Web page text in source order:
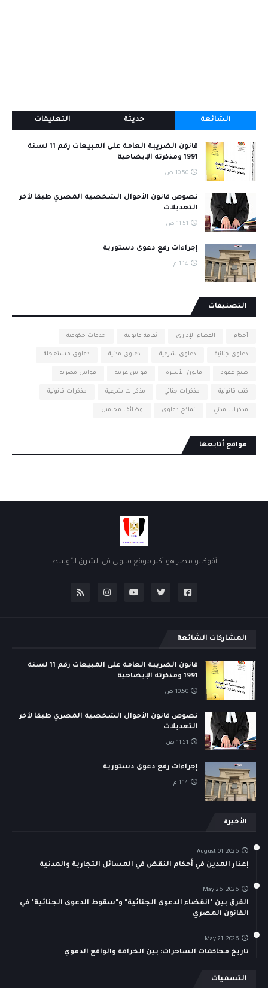
الشائعة حديثة التعليقات
قانون الضريبة العامة على المبيعات رقم 11 لسنة
1991 ومذكرته الإيضاحية
10:50 ص
نصوص قانون الأحوال الشخصية المصري طبقا لآخر
التعديلات
11:51 ص
إجراءات رفع دعوى دستورية
1:14 م
التصنيفات
أحكام القضاء الإداري ثقافة قانونية خدمات حكومية
دعاوى جنائية دعاوى شرعية دعاوى مدنية دعاوى مستعجلة
صيغ عقود قانون الأسرة قوانين عربية قوانين مصرية
كتب قانونية مذكرات جنائي مذكرات شرعية مذكرات قانونية
مذكرات مدني نماذج دعاوى وظائف محامين
مواقع أتابعها
أفوكاتو مصر هو أكبر موقع قانوني في الشرق الأوسط
المشاركات الشائعة
قانون الضريبة العامة على المبيعات رقم 11 لسنة
1991 ومذكرته الإيضاحية
10:50 ص
نصوص قانون الأحوال الشخصية المصري طبقا لآخر
التعديلات
11:51 ص
إجراءات رفع دعوى دستورية
1:14 م
الأخيرة
August 01, 2026
إعذار المدين في أحكام النقض في المسائل التجارية والمدنية
May 26, 2026
الفرق بين "انقضاء الدعوى الجنائية" و"سقوط الدعوى الجنائية" في
القانون المصري
May 21, 2026
تاريخ محاكمات الساحرات: بين الخرافة والواقع الدموي
التسميات